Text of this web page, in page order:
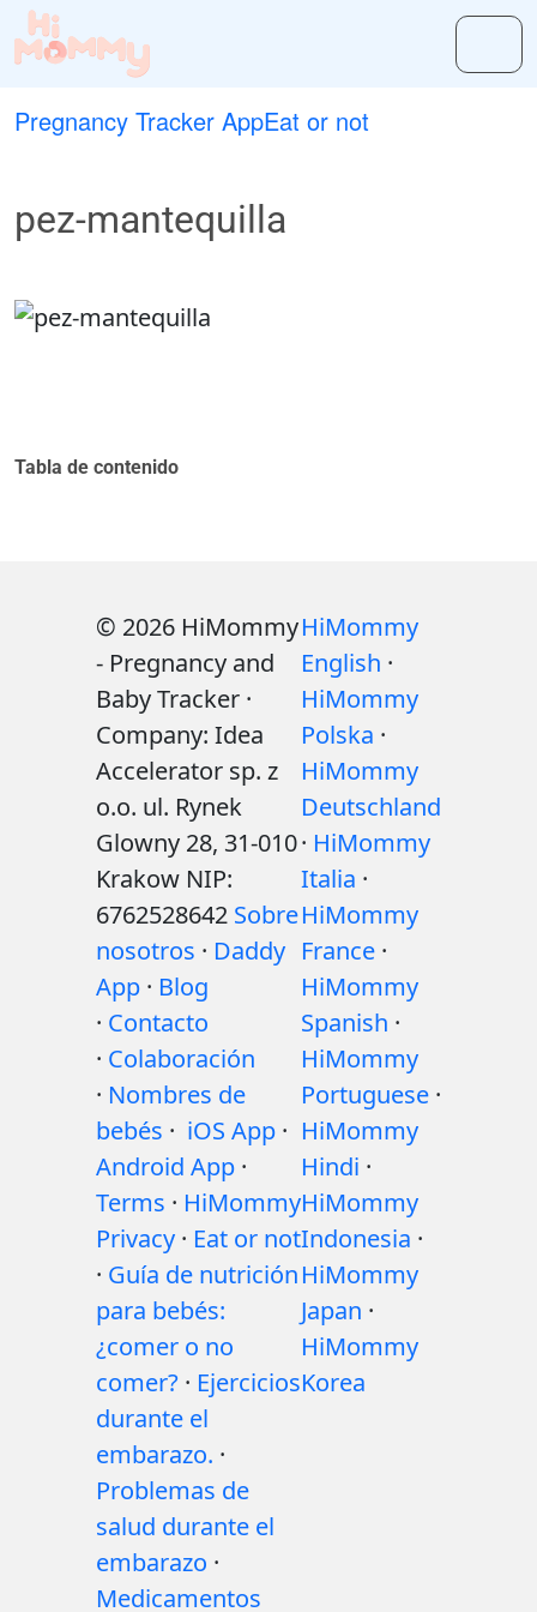
Pregnancy Tracker AppEat or not
pez-mantequilla
Tabla de contenido
© 2026 HiMommy
- Pregnancy and
Baby Tracker ·
Company: Idea
Accelerator sp. z
o.o. ul. Rynek
Glowny 28, 31-010
Krakow NIP:
6762528642 Sobre
nosotros · Daddy
App · Blog
· Contacto
· Colaboración
· Nombres de
bebés · iOS App ·
Android App ·
Terms · HiMommy
Privacy · Eat or not
· Guía de nutrición
para bebés:
¿comer o no
comer? · Ejercicios
durante el
embarazo. ·
Problemas de
salud durante el
embarazo ·
Medicamentos
HiMommy
English ·
HiMommy
Polska ·
HiMommy
Deutschland
· HiMommy
Italia ·
HiMommy
France ·
HiMommy
Spanish ·
HiMommy
Portuguese ·
HiMommy
Hindi ·
HiMommy
Indonesia ·
HiMommy
Japan ·
HiMommy
Korea